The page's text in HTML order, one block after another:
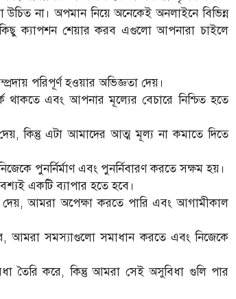
না। অপমান নিয়ে অনেকেই অনলাইনে বিভিন্ন
কিছু ক্যাপশন শেয়ার করব এগুলো আপনারা চাইলে
পরিপূর্ণ হওয়ার অভিজ্ঞতা দেয়।
এবং আপনার মূল্যের বেচারে নিশ্চিত হতে
কিন্তু এটা আমাদের আত্ম মূল্য না কমাতে দিতে
পুনর্নির্মাণ এবং পুনর্নিবারণ করতে সক্ষম হয়।
একটি ব্যাপার হতে হবে।
দেয়, আমরা অপেক্ষা করতে পারি এবং আগামীকাল
আমরা সমস্যাগুলো সমাধান করতে এবং নিজেকে
তৈরি করে, কিন্তু আমরা সেই অসুবিধা গুলি পার